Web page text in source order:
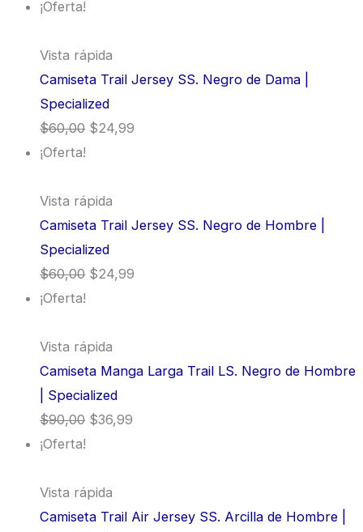
¡Oferta!
Vista rápida
Camiseta Trail Jersey SS. Negro de Dama |
Specialized
$60,00 $24,99
¡Oferta!
Vista rápida
Camiseta Trail Jersey SS. Negro de Hombre |
Specialized
$60,00 $24,99
¡Oferta!
Vista rápida
Camiseta Manga Larga Trail LS. Negro de Hombre
| Specialized
$90,00 $36,99
¡Oferta!
Vista rápida
Camiseta Trail Air Jersey SS. Arcilla de Hombre |